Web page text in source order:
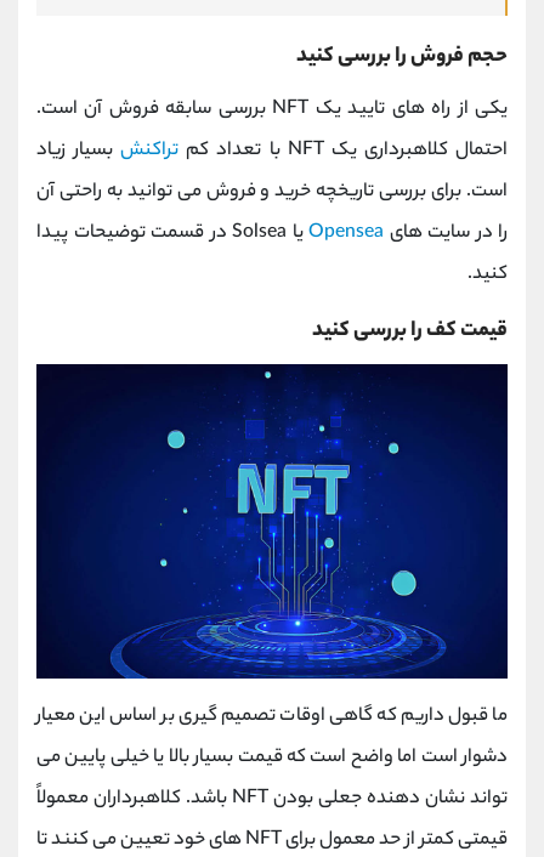
حجم فروش را بررسی کنید
یکی از راه های تایید یک NFT بررسی سابقه فروش آن است.
احتمال کلاهبرداری یک NFT با تعداد کم
تراکنشبسیار زیاد
است. برای بررسی تاریخچه خرید و فروش می توانید به راحتی آن
را در سایت های Opensea
یا Solsea در قسمت توضیحات پیدا
کنید.
قیمت کف را بررسی کنید
ما قبول داریم که گاهی اوقات تصمیم گیری بر اساس این معیار
دشوار است اما واضح است که قیمت بسیار بالا یا خیلی پایین می
تواند نشان دهنده جعلی بودن NFT باشد. کلاهبرداران معمولاً
قیمتی کمتر از حد معمول برای NFT های خود تعیین می کنند تا